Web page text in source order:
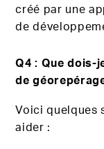
créé par une
de
Q4 : Que dois-
de
Voici quelques
aider :